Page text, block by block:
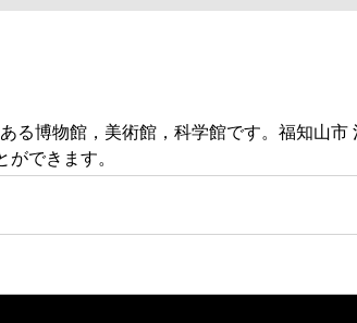
る博物館，美術館，科学館です。福知山
できます。